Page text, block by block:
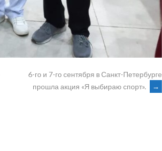
6-го и 7-го сентября в Санкт-Петербурге
прошла акция «Я выбираю спорт».
→